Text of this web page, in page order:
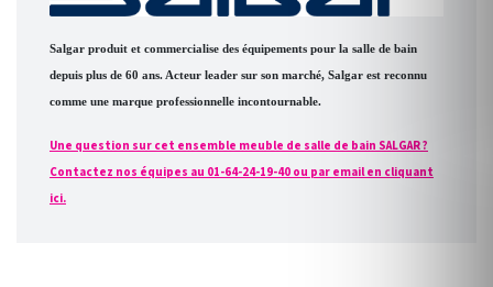
Salgar produit et commercialise des équipements pour la salle de bain
depuis plus de 60 ans. Acteur leader sur son marché, Salgar est reconnu
comme une marque professionnelle incontournable.
Une question sur cet ensemble meuble de salle de bain SALGAR ?
Contactez nos équipes au 01-64-24-19-40 ou par email en cliquant
ici.